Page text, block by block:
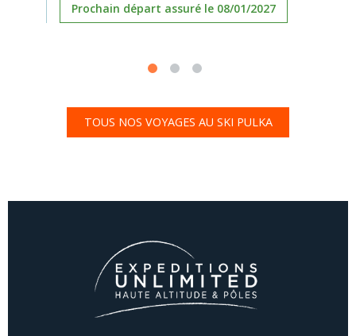
Prochain départ assuré le 08/01/2027
TOUS NOS VOYAGES AU SKI PULKA